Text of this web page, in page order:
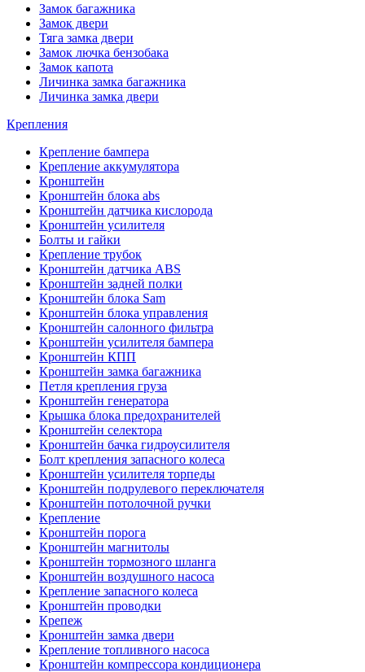
Замок багажника
Замок двери
Тяга замка двери
Замок лючка бензобака
Замок капота
Личинка замка багажника
Личинка замка двери
Крепления
Крепление бампера
Крепление аккумулятора
Кронштейн
Кронштейн блока abs
Кронштейн датчика кислорода
Кронштейн усилителя
Болты и гайки
Крепление трубок
Кронштейн датчика ABS
Кронштейн задней полки
Кронштейн блока Sam
Кронштейн блока управления
Кронштейн салонного фильтра
Кронштейн усилителя бампера
Кронштейн КПП
Кронштейн замка багажника
Петля крепления груза
Кронштейн генератора
Крышка блока предохранителей
Кронштейн селектора
Кронштейн бачка гидроусилителя
Болт крепления запасного колеса
Кронштейн усилителя торпеды
Кронштейн подрулевого переключателя
Кронштейн потолочной ручки
Крепление
Кронштейн порога
Кронштейн магнитолы
Кронштейн тормозного шланга
Кронштейн воздушного насоса
Крепление запасного колеса
Кронштейн проводки
Крепеж
Кронштейн замка двери
Крепление топливного насоса
Кронштейн компрессора кондиционера